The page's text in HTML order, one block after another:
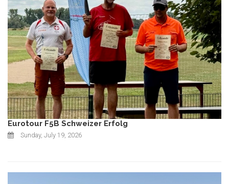
Eurotour F5B Schweizer Erfolg
Sunday, July 19, 2026